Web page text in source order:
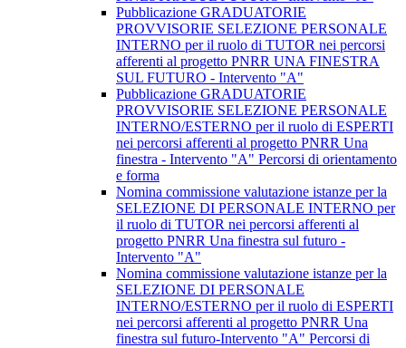
Pubblicazione GRADUATORIE
PROVVISORIE SELEZIONE PERSONALE
INTERNO per il ruolo di TUTOR nei percorsi
afferenti al progetto PNRR UNA FINESTRA
SUL FUTURO - Intervento "A"
Pubblicazione GRADUATORIE
PROVVISORIE SELEZIONE PERSONALE
INTERNO/ESTERNO per il ruolo di ESPERTI
nei percorsi afferenti al progetto PNRR Una
finestra - Intervento "A" Percorsi di orientamento
e forma
Nomina commissione valutazione istanze per la
SELEZIONE DI PERSONALE INTERNO per
il ruolo di TUTOR nei percorsi afferenti al
progetto PNRR Una finestra sul futuro -
Intervento "A"
Nomina commissione valutazione istanze per la
SELEZIONE DI PERSONALE
INTERNO/ESTERNO per il ruolo di ESPERTI
nei percorsi afferenti al progetto PNRR Una
finestra sul futuro-Intervento "A" Percorsi di